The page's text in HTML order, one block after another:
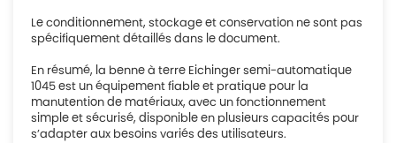
Le conditionnement, stockage et conservation ne sont pas
spécifiquement détaillés dans le document.
En résumé, la benne à terre Eichinger semi-automatique
1045 est un équipement fiable et pratique pour la
manutention de matériaux, avec un fonctionnement
simple et sécurisé, disponible en plusieurs capacités pour
s’adapter aux besoins variés des utilisateurs.